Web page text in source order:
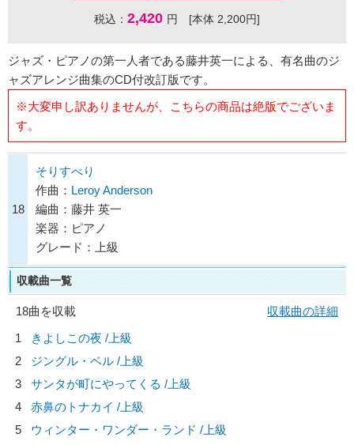
税込： 2,420 円 [本体 2,200円]
ジャズ・ピアノの第一人者である藤井英一による、有名曲のジ
ャズアレンジ曲集のCD付改訂版です。
※大変申し訳ありませんが、こちらの商品は絶版でございま
す。
18
そりすべり
作曲： Leroy Anderson
編曲：藤井 英一
楽器：ピアノ
グレード：上級
収載曲一覧
18曲を収載
収載曲の詳細
1
きよしこの夜 /上級
2
ジングル・ベル /上級
3
サンタが町にやってくる /上級
4
赤鼻のトナカイ /上級
5
ウィンター・ワンダー・ランド /上級